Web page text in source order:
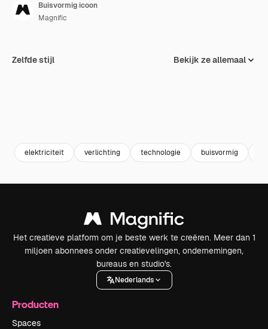
Buisvormig icoon
Magnific
Zelfde stijl Bekijk ze allemaal
elektriciteit verlichting technologie buisvormig
Het creatieve platform om je beste werk te creëren. Meer dan 1
miljoen abonnees onder creatievelingen, ondernemingen,
bureaus en studio's.
Nederlands
Producten
Spaces